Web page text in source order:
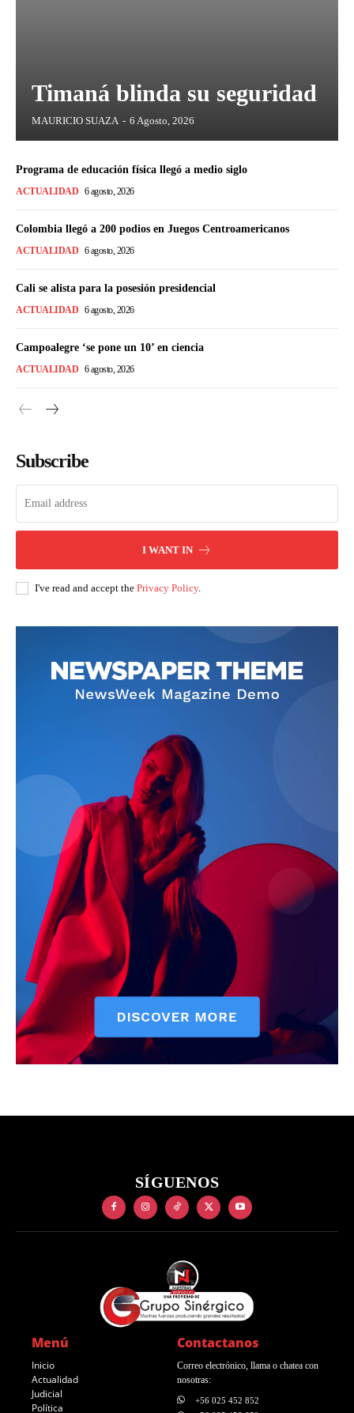
Timaná blinda su seguridad
MAURICIO SUAZA - 6 Agosto, 2026
Programa de educación física llegó a medio siglo
ACTUALIDAD 6 agosto, 2026
Colombia llegó a 200 podios en Juegos Centroamericanos
ACTUALIDAD 6 agosto, 2026
Cali se alista para la posesión presidencial
ACTUALIDAD 6 agosto, 2026
Campoalegre ‘se pone un 10’ en ciencia
ACTUALIDAD 6 agosto, 2026
Subscribe
I WANT IN
I've read and accept the Privacy Policy.
SÍGUENOS
Menú
Inicio
Actualidad
Judicial
Política
Contactanos
Correo electrónico, llama o chatea con
nosotras:
+56 025 452 852